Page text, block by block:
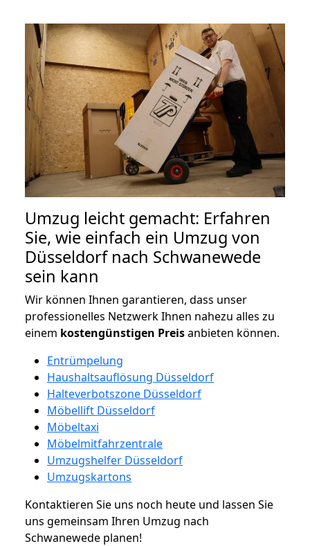
Umzug leicht gemacht: Erfahren
Sie, wie einfach ein Umzug von
Düsseldorf nach Schwanewede
sein kann
Wir können Ihnen garantieren, dass unser
professionelles Netzwerk Ihnen nahezu alles zu
einem kostengünstigen Preisanbieten können.
Entrümpelung
Haushaltsauflösung Düsseldorf
Halteverbotszone Düsseldorf
Möbellift Düsseldorf
Möbeltaxi
Möbelmitfahrzentrale
Umzugshelfer Düsseldorf
Umzugskartons
Kontaktieren Sie uns noch heute und lassen Sie
uns gemeinsam Ihren Umzug nach
Schwanewede planen!